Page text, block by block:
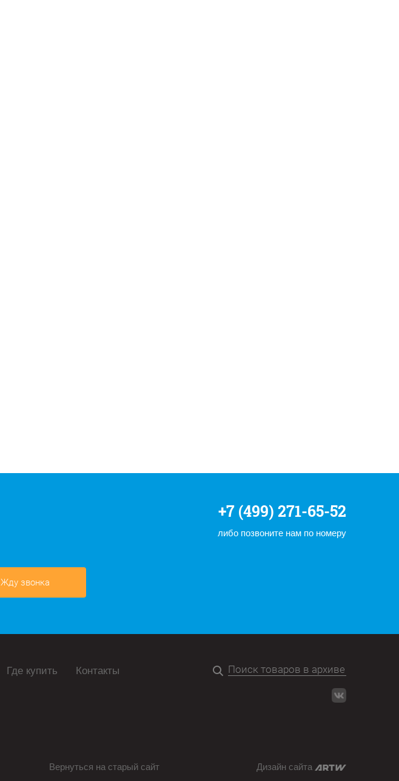
+7 (499) 271-65-52
либо позвоните нам по номеру
Жду звонка
Где купить Контакты
Вернуться на старый сайт Дизайн сайта